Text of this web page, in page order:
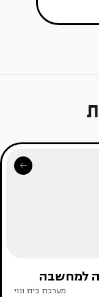
למחשבה
מערכת בית ונוי